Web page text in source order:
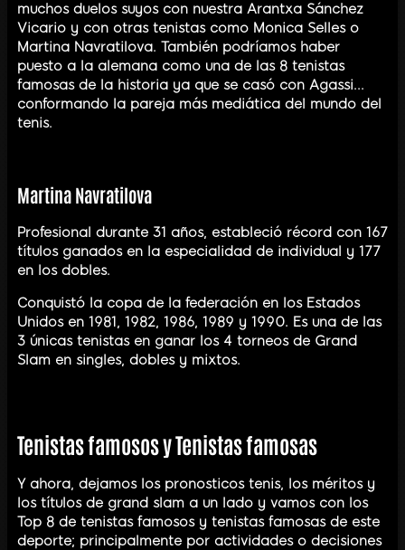
muchos duelos suyos con nuestra Arantxa Sánchez
Vicario y con otras tenistas como Monica Selles o
Martina Navratilova. También podríamos haber
puesto a la alemana como una de las 8 tenistas
famosas de la historia ya que se casó con Agassi...
conformando la pareja más mediática del mundo del
tenis.
Martina Navratilova
Profesional durante 31 años, estableció récord con 167
títulos ganados en la especialidad de individual y 177
en los dobles.
Conquistó la copa de la federación en los Estados
Unidos en 1981, 1982, 1986, 1989 y 1990. Es una de las
3 únicas tenistas en ganar los 4 torneos de Grand
Slam en singles, dobles y mixtos.
Tenistas famosos y Tenistas famosas
Y ahora, dejamos los pronosticos tenis, los méritos y
los títulos de grand slam a un lado y vamos con los
Top 8 de tenistas famosos y tenistas famosas de este
deporte; principalmente por actividades o decisiones